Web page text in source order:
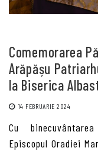
Comemorarea
Arăpășu
la Biserica
14 FEBRUARIE 2024
Cu
Episcopul Oradiei